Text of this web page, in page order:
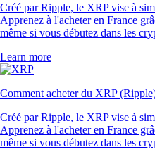
Créé par Ripple, le XRP vise à
Apprenez à l'acheter en France
même si vous débutez dans les
Learn more
Comment acheter du XRP
Créé par Ripple, le XRP vise à
Apprenez à l'acheter en France
même si vous débutez dans les